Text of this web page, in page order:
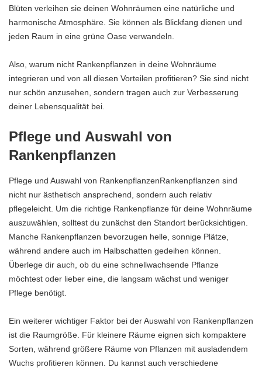
Blüten verleihen sie deinen Wohnräumen eine natürliche und
harmonische Atmosphäre. Sie können als Blickfang dienen und
jeden Raum in eine grüne Oase verwandeln.
Also, warum nicht Rankenpflanzen in deine Wohnräume
integrieren und von all diesen Vorteilen profitieren? Sie sind nicht
nur schön anzusehen, sondern tragen auch zur Verbesserung
deiner Lebensqualität bei.
Pflege und Auswahl von
Rankenpflanzen
Pflege und Auswahl von RankenpflanzenRankenpflanzen sind
nicht nur ästhetisch ansprechend, sondern auch relativ
pflegeleicht. Um die richtige Rankenpflanze für deine Wohnräume
auszuwählen, solltest du zunächst den Standort berücksichtigen.
Manche Rankenpflanzen bevorzugen helle, sonnige Plätze,
während andere auch im Halbschatten gedeihen können.
Überlege dir auch, ob du eine schnellwachsende Pflanze
möchtest oder lieber eine, die langsam wächst und weniger
Pflege benötigt.
Ein weiterer wichtiger Faktor bei der Auswahl von Rankenpflanzen
ist die Raumgröße. Für kleinere Räume eignen sich kompaktere
Sorten, während größere Räume von Pflanzen mit ausladendem
Wuchs profitieren können. Du kannst auch verschiedene